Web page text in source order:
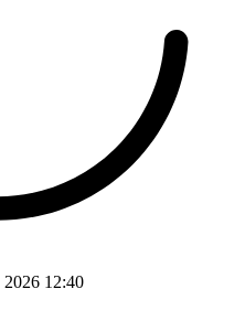
2026 12:40